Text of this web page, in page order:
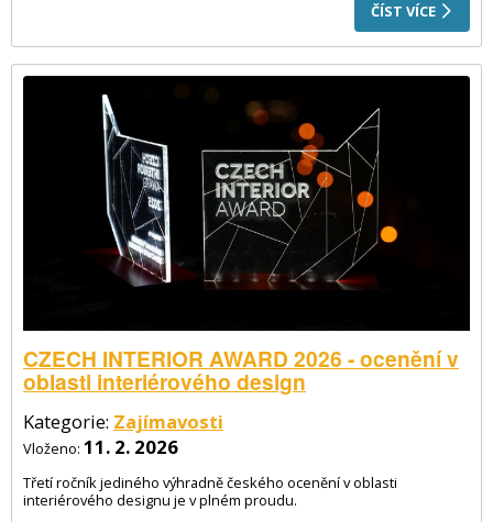
ČÍST VÍCE
CZECH INTERIOR AWARD 2026 - ocenění v
oblasti interiérového design
Kategorie: Zajímavosti
Vloženo: 11. 2. 2026
Třetí ročník jediného výhradně českého ocenění v oblasti
interiérového designu je v plném proudu.